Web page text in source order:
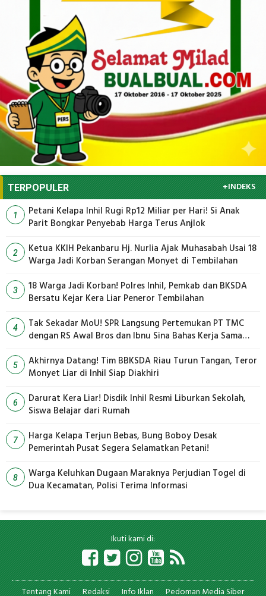
TERPOPULER +INDEKS
1
Petani Kelapa Inhil Rugi Rp12 Miliar per Hari! Si Anak
Parit Bongkar Penyebab Harga Terus Anjlok
2
Ketua KKIH Pekanbaru Hj. Nurlia Ajak Muhasabah Usai 18
Warga Jadi Korban Serangan Monyet di Tembilahan
3
18 Warga Jadi Korban! Polres Inhil, Pemkab dan BKSDA
Bersatu Kejar Kera Liar Peneror Tembilahan
4
Tak Sekadar MoU! SPR Langsung Pertemukan PT TMC
dengan RS Awal Bros dan Ibnu Sina Bahas Kerja Sama
5
Akhirnya Datang! Tim BBKSDA Riau Turun Tangan, Teror
Monyet Liar di Inhil Siap Diakhiri
6
Darurat Kera Liar! Disdik Inhil Resmi Liburkan Sekolah,
Siswa Belajar dari Rumah
7
Harga Kelapa Terjun Bebas, Bung Boboy Desak
Pemerintah Pusat Segera Selamatkan Petani!
8
Warga Keluhkan Dugaan Maraknya Perjudian Togel di
Dua Kecamatan, Polisi Terima Informasi
Ikuti kami di:
Tentang Kami Redaksi Info Iklan Pedoman Media Siber